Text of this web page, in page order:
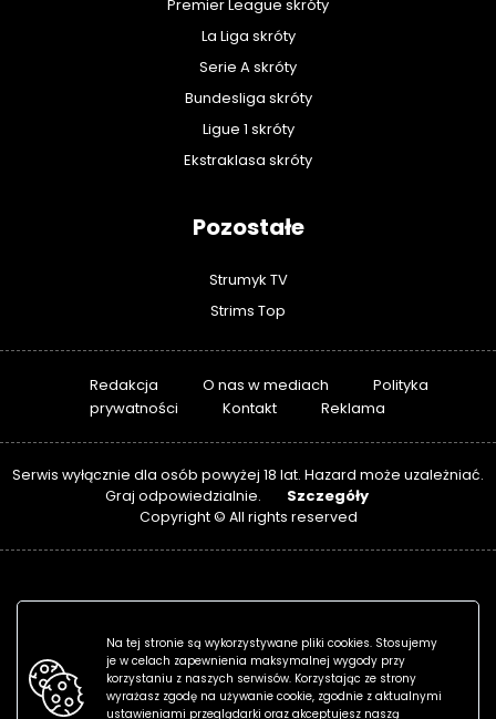
Premier League skróty
La Liga skróty
Serie A skróty
Bundesliga skróty
Ligue 1 skróty
Ekstraklasa skróty
Pozostałe
Strumyk TV
Strims Top
Redakcja O nas w mediach
Polityka
prywatności
Kontakt Reklama
Serwis wyłącznie dla osób powyżej 18 lat. Hazard może uzależniać.
Graj odpowiedzialnie.
Szczegóły
Copyright © All rights reserved
Na tej stronie są wykorzystywane pliki cookies. Stosujemy
je w celach zapewnienia maksymalnej wygody przy
korzystaniu z naszych serwisów. Korzystając ze strony
wyrażasz zgodę na używanie cookie, zgodnie z aktualnymi
ustawieniami przeglądarki oraz akceptujesz naszą